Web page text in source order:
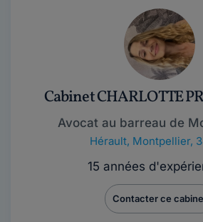
Cabinet CHARLOTTE
Avocat au barreau de
Hérault, Montpellier,
15 années
Contacter ce